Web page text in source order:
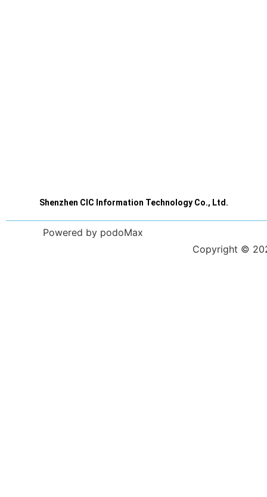
Shenzhen CIC Information Technology Co., Ltd.
Powered by podoMax
Copyright ©